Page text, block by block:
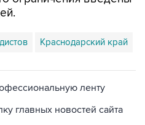
Краснодарский край
ленту
главных новостей сайта